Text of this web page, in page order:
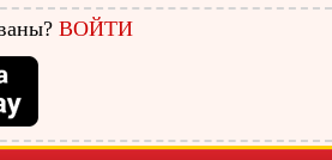
ВОЙТИ